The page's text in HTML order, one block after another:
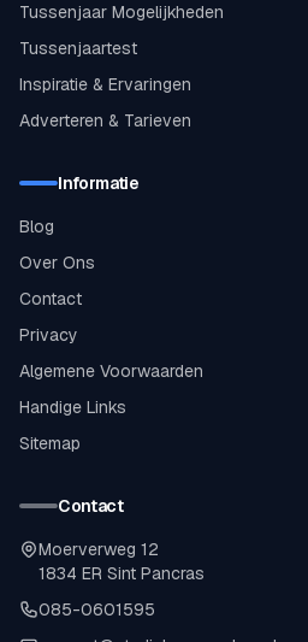
Tussenjaar Mogelijkheden
Tussenjaartest
Inspiratie & Ervaringen
Adverteren & Tarieven
Informatie
Blog
Over Ons
Contact
Privacy
Algemene Voorwaarden
Handige Links
Sitemap
Contact
Moerverweg 12
1834 ER Sint Pancras
085-0601595